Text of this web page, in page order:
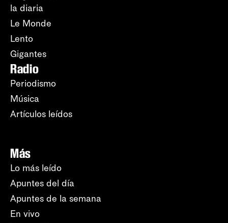
la diaria
Le Monde
Lento
Gigantes
Radio
Periodismo
Música
Artículos leídos
Más
Lo más leído
Apuntes del día
Apuntes de la semana
En vivo